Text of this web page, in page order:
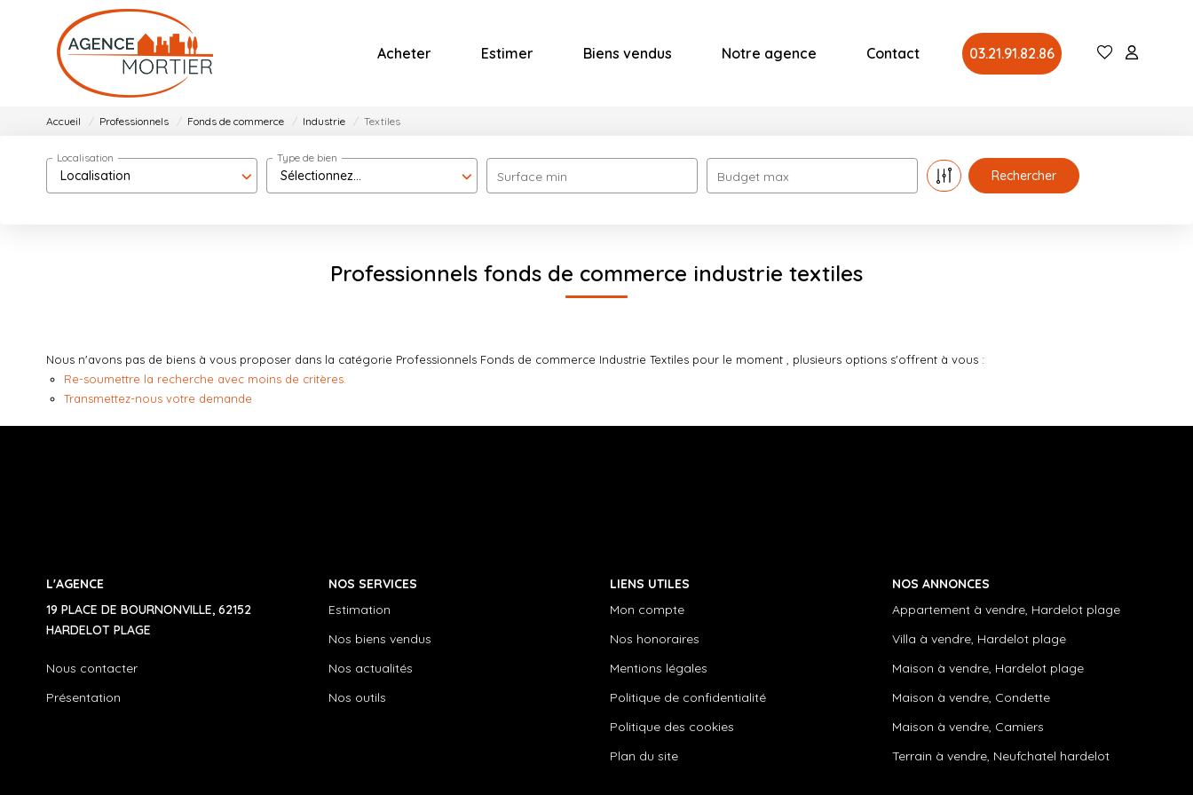
Acheter Estimer Biens vendus Notre agence Contact 03.21.91.82.86
Accueil Professionnels Fonds de commerce Industrie Textiles
Localisation
Localisation
Sélectionnez...
Type de bien
Surface min Budget max
Professionnels fonds de commerce industrie textiles
Nous n'avons pas de biens à vous proposer dans la catégorie Professionnels Fonds de commerce Industrie Textiles pour le moment , plusieurs options s'offrent à vous :
Re-soumettre la recherche avec moins de critères.
Transmettez-nous votre demande
L'AGENCE
19 PLACE DE BOURNONVILLE, 62152
HARDELOT PLAGE
Nous contacter
Présentation
NOS SERVICES
Estimation
Nos biens vendus
Nos actualités
Nos outils
LIENS UTILES
Mon compte
Nos honoraires
Mentions légales
Politique de confidentialité
Politique des cookies
Plan du site
NOS ANNONCES
Appartement à vendre, Hardelot plage
Villa à vendre, Hardelot plage
Maison à vendre, Hardelot plage
Maison à vendre, Condette
Maison à vendre, Camiers
Terrain à vendre, Neufchatel hardelot